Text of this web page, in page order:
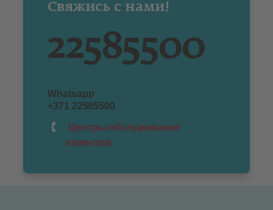
Свяжись с нами!
22585500
Whatsapp
+371 22585500
Центры обслуживания
клиентов